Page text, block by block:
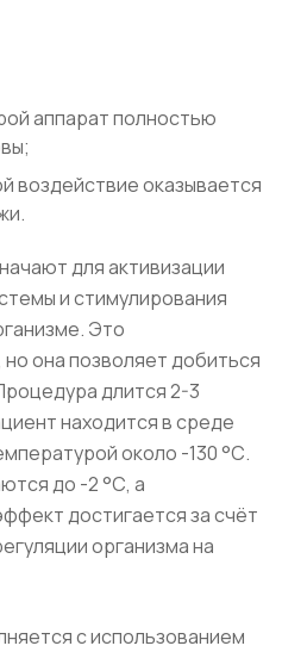
аппарат полностью
воздействие оказывается
для активизации
и стимулирования
Это
она позволяет добиться
длится 2-3
находится в среде
около -130 °С.
до -2 °С, а
достигается за счёт
организма на
с использованием